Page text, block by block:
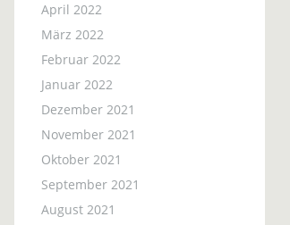
April 2022
März 2022
Februar 2022
Januar 2022
Dezember 2021
November 2021
Oktober 2021
September 2021
August 2021